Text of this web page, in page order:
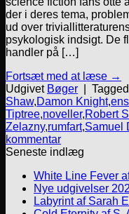
der i deres tema,
ud over
psykologisk indsigt. De
handler på […]
Fortsæt med at læse →
Udgivet Bøger Tagged
Shaw,Damon Knight,
Tiptree,noveller,Robert
Zelazny,rumfart,Samuel
kommentar
Seneste indlæg
White Line Fever
Nye udgivelser
Labyrint af Sarah